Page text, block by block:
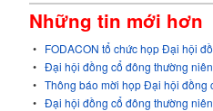
Những tin mới hơn
• FODACON tổ chức họp Đại hội
• Đại hội đồng cổ đông thường
• Thông báo mời họp Đại hội đồng
• Đại hội đồng cổ đông thường